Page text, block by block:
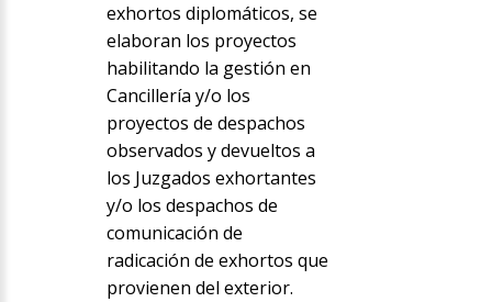
exhortos diplomáticos, se
elaboran los proyectos
habilitando la gestión en
Cancillería y/o los
proyectos de despachos
observados y devueltos a
los Juzgados exhortantes
y/o los despachos de
comunicación de
radicación de exhortos que
provienen del exterior.